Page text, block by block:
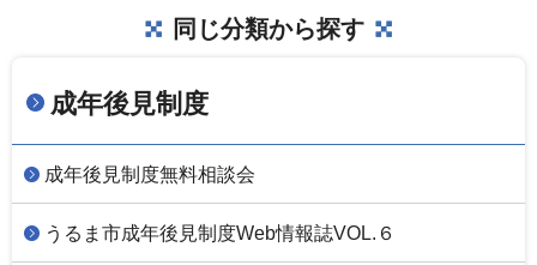
同じ分類から探す
成年後見制度
成年後見制度無料相談会
うるま市成年後見制度Web情報誌VOL.６